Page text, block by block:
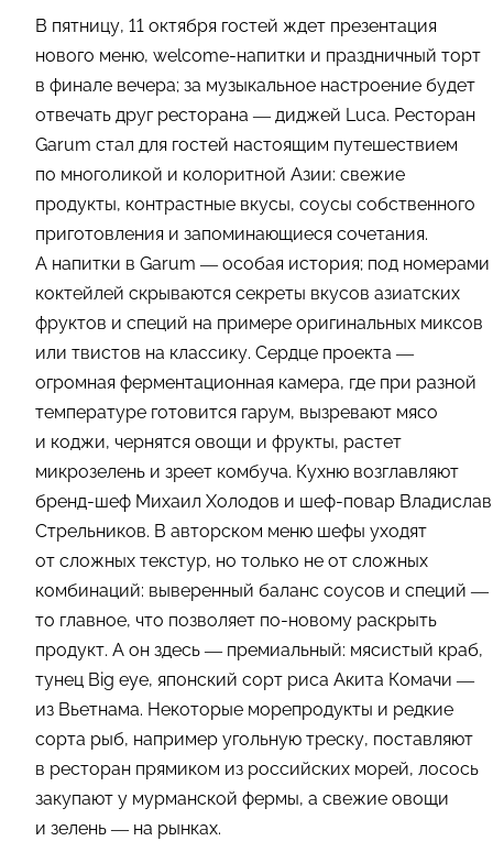
В пятницу, 11 октября гостей ждет презентация
нового меню, welcome-напитки и праздничный торт
в финале вечера; за музыкальное настроение будет
отвечать друг ресторана — диджей Luca. Ресторан
Garum стал для гостей настоящим путешествием
по многоликой и колоритной Азии: свежие
продукты, контрастные вкусы, соусы собственного
приготовления и запоминающиеся сочетания.
А напитки в Garum — особая история; под номерами
коктейлей скрываются секреты вкусов азиатских
фруктов и специй на примере оригинальных миксов
или твистов на классику. Сердце проекта —
огромная ферментационная камера, где при разной
температуре готовится гарум, вызревают мясо
и коджи, чернятся овощи и фрукты, растет
микрозелень и зреет комбуча. Кухню возглавляют
бренд-шеф Михаил Холодов и шеф-повар Владислав
Стрельников. В авторском меню шефы уходят
от сложных текстур, но только не от сложных
комбинаций: выверенный баланс соусов и специй —
то главное, что позволяет по-новому раскрыть
продукт. А он здесь — премиальный: мясистый краб,
тунец Big eye, японский сорт риса Акита Комачи —
из Вьетнама. Некоторые морепродукты и редкие
сорта рыб, например угольную треску, поставляют
в ресторан прямиком из российских морей, лосось
закупают у мурманской фермы, а свежие овощи
и зелень — на рынках.